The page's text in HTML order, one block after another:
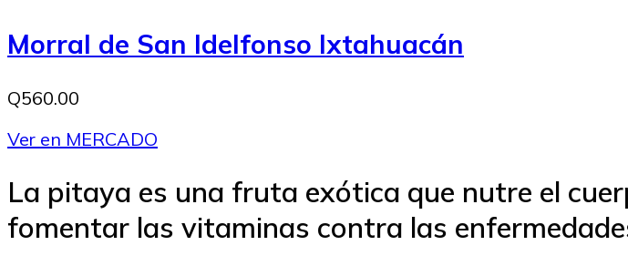
Morral de San Idelfonso Ixtahuacán
Q560.00
Ver en MERCADO
La pitaya es una fruta exótica que nutre el
fomentar las vitaminas contra las